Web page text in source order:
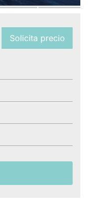
Solicita precio